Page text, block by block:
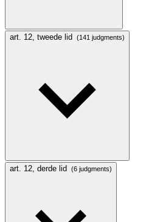
art. 12, tweede lid (141 judgments)
art. 12, derde lid (6 judgments)